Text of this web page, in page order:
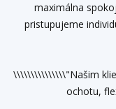
maximálna
pristupujeme
\\\\\\\\\\\\\\\"Našim
ochotu,